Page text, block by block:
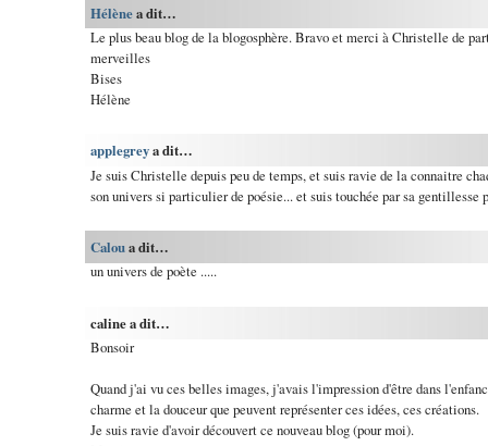
Hélènea dit…
Le plus beau blog de la blogosphère. Bravo et merci à Christelle de
merveilles
Bises
Hélène
applegreya dit…
Je suis Christelle depuis peu de temps, et suis ravie de la connaitre
son univers si particulier de poésie... et suis touchée par sa gentillesse
Caloua dit…
un univers de poète .....
caline a dit…
Bonsoir
Quand j'ai vu ces belles images, j'avais l'impression d'être dans
charme et la douceur que peuvent représenter ces idées, ces créations.
Je suis ravie d'avoir découvert ce nouveau blog (pour moi).